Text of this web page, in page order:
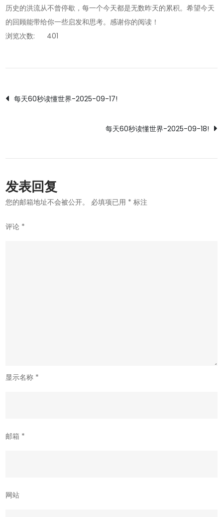
历史的洪流从不曾停歇，每一个今天都是无数昨天的累积。希望今天
的回顾能带给你一些启发和思考。感谢你的阅读！
浏览次数:
401
文
导
航
每天60秒读懂世界-2025-09-17!
每天60秒读懂世界-2025-09-18!
发表回复
您的邮箱地址不会被公开。 必填项已用 * 标注
评论 *
显示名称 *
邮箱 *
网站